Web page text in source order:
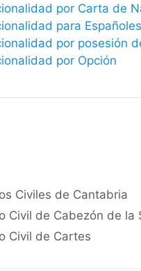
por Carta de
para
por posesión
por Opción
Civiles de Cantabria
Civil de Cabezón de la
Civil de Cartes